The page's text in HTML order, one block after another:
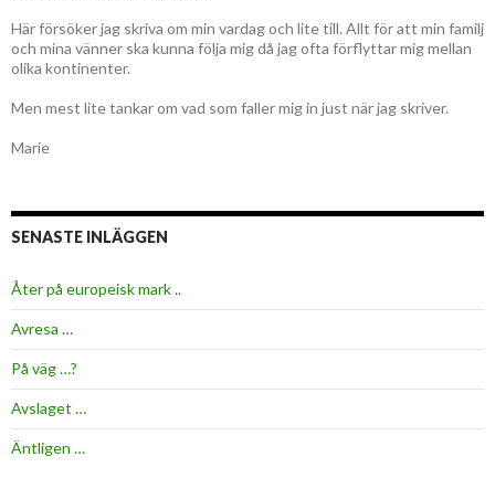
Här försöker jag skriva om min vardag och lite till. Allt för att min familj
och mina vänner ska kunna följa mig då jag ofta förflyttar mig mellan
olika kontinenter.
Men mest lite tankar om vad som faller mig in just när jag skriver.
Marie
SENASTE INLÄGGEN
Åter på europeisk mark ..
Avresa …
På väg …?
Avslaget …
Äntligen …